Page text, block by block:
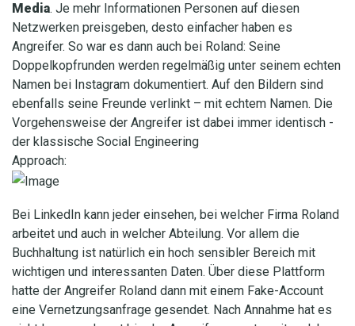
Media. Je mehr Informationen Personen auf diesen
Netzwerken preisgeben, desto einfacher haben es
Angreifer. So war es dann auch bei Roland: Seine
Doppelkopfrunden werden regelmäßig unter seinem echten
Namen bei Instagram dokumentiert. Auf den Bildern sind
ebenfalls seine Freunde verlinkt – mit echtem Namen. Die
Vorgehensweise der Angreifer ist dabei immer identisch -
der klassische Social Engineering
Approach:
Bei LinkedIn kann jeder einsehen, bei welcher Firma Roland
arbeitet und auch in welcher Abteilung. Vor allem die
Buchhaltung ist natürlich ein hoch sensibler Bereich mit
wichtigen und interessanten Daten. Über diese Plattform
hatte der Angreifer Roland dann mit einem Fake-Account
eine Vernetzungsanfrage gesendet. Nach Annahme hat es